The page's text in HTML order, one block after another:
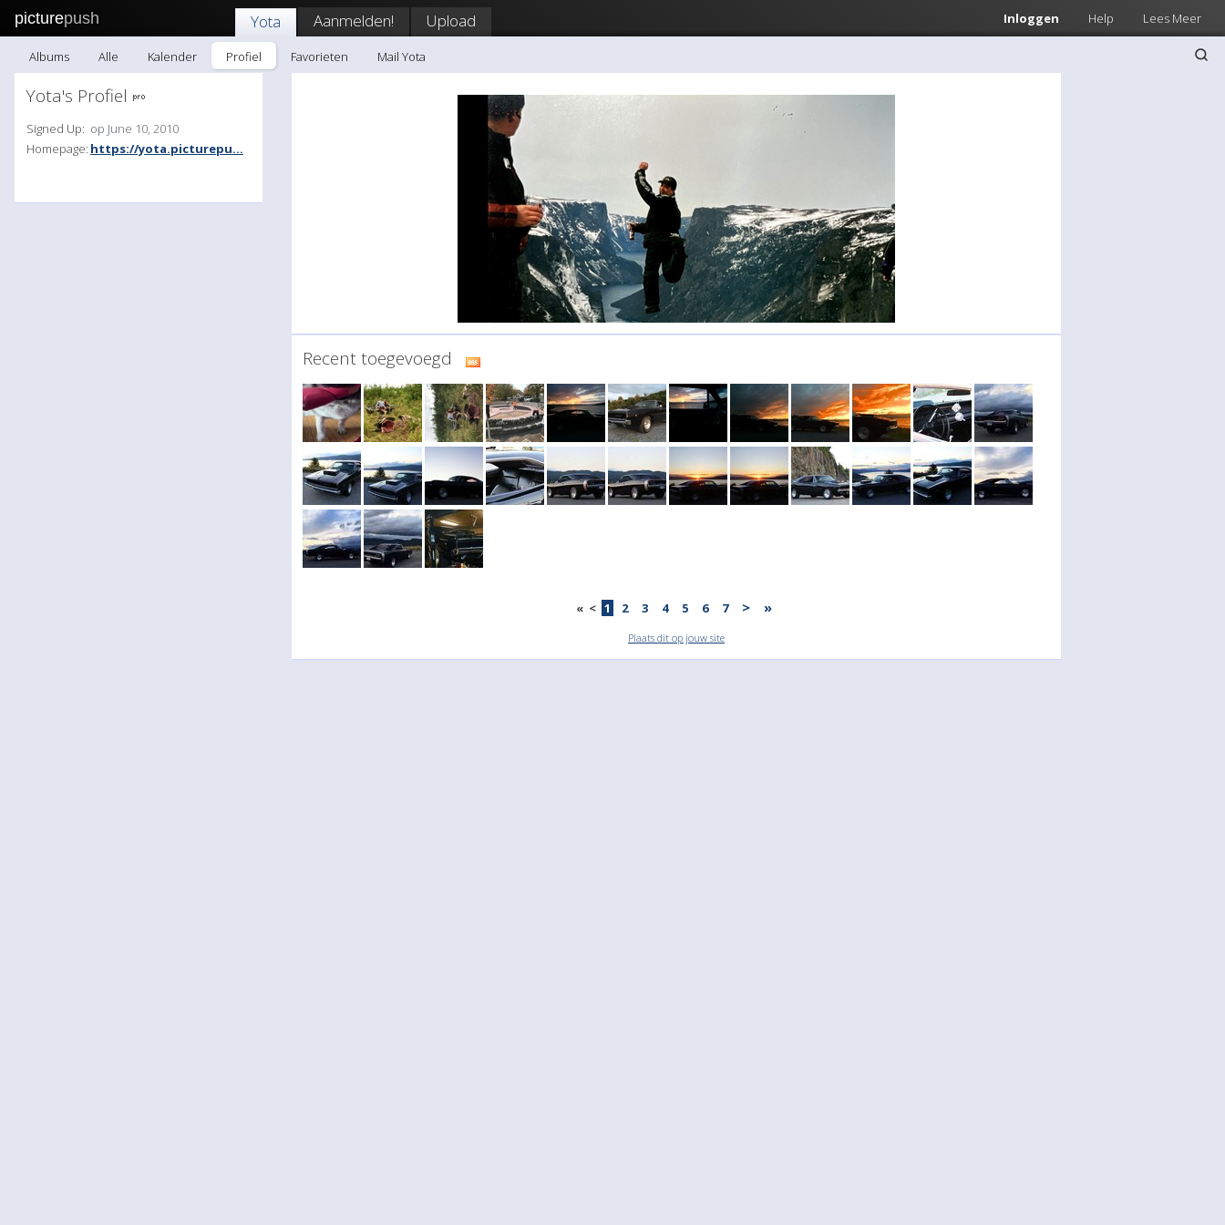
picturepush Inloggen Help Lees Meer
Yota Aanmelden! Upload
Albums Alle Kalender Profiel Favorieten Mail Yota
Yota's Profiel
Signed Up: op June 10, 2010
Homepage: https://yota.picturepu...
Recent toegevoegd
« < 1 2 3 4 5 6 7 > »
Plaats dit op jouw site